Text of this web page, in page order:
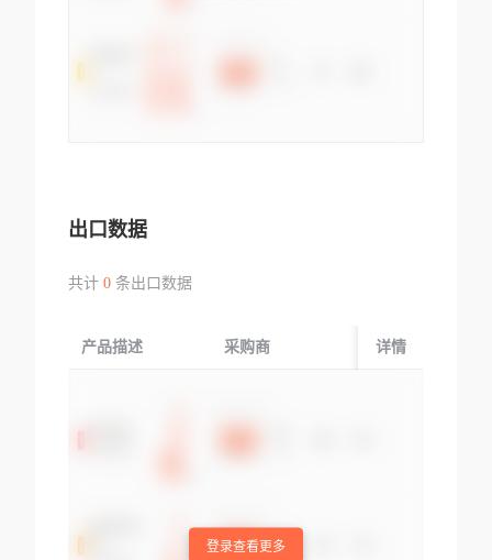
出口数据
共计 0条出口数据
产品描述 采购商 起运国/地区
详情
登录查看更多